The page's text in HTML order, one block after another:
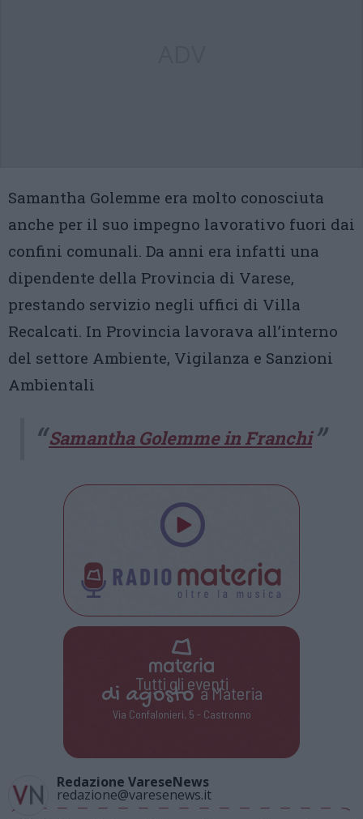
Samantha Golemme era molto conosciuta
anche per il suo impegno lavorativo fuori dai
confini comunali. Da anni era infatti una
dipendente della Provincia di Varese,
prestando servizio negli uffici di Villa
Recalcati. In Provincia lavorava all’interno
del settore Ambiente, Vigilanza e Sanzioni
Ambientali
Samantha Golemme in Franchi
Tutti gli eventi
di agostoa Materia
Via Confalonieri, 5 - Castronno
Redazione VareseNews
redazione@varesenews.it